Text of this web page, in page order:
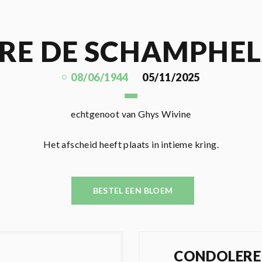
DE
08/06/1944 05/11/2025
echtgenoot van Ghys Wivine
Het afscheid heeft plaats in intieme kring.
BESTEL EEN BLOEM